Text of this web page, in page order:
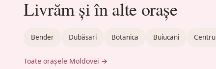
Livrăm și în alte orașe
Bender Dubăsari Botanica Buiucani Centru
Toate orașele Moldovei →